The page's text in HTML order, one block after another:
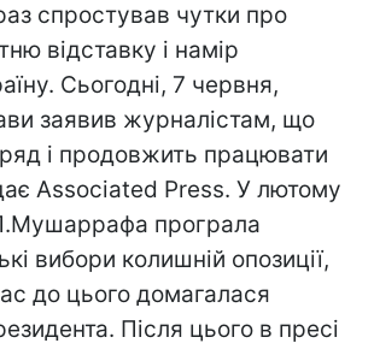
спростував чутки про
відставку і намір
Сьогодні, 7 червня,
заявив журналістам, що
і продовжить працювати
Associated Press. У лютому
програла
вибори колишній опозиції,
до цього домагалася
Після цього в пресі